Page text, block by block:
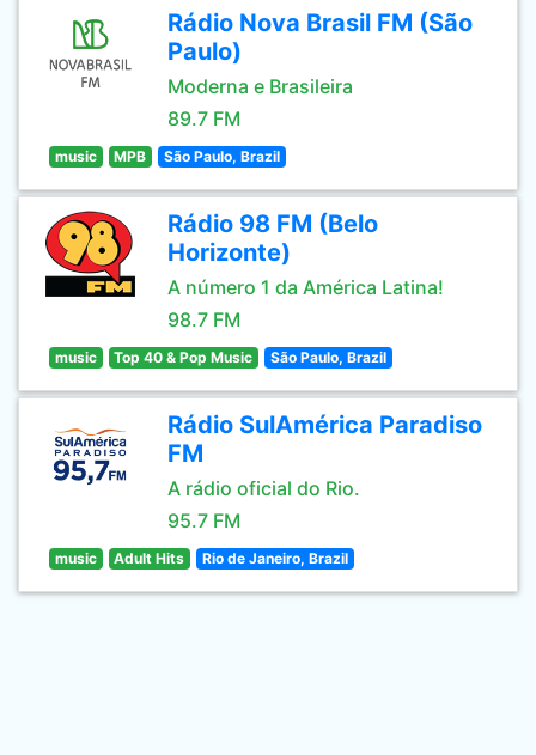
Rádio Nova Brasil FM (São
Paulo)
Moderna e Brasileira
89.7 FM
music MPB São Paulo, Brazil
Rádio 98 FM (Belo
Horizonte)
A número 1 da América Latina!
98.7 FM
music Top 40 & Pop Music São Paulo, Brazil
Rádio SulAmérica Paradiso
FM
A rádio oficial do Rio.
95.7 FM
music Adult Hits Rio de Janeiro, Brazil